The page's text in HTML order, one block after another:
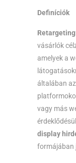
Definíciók
Retargeting
vásárlók
amelyek a
általában
vagy más
display
formájában